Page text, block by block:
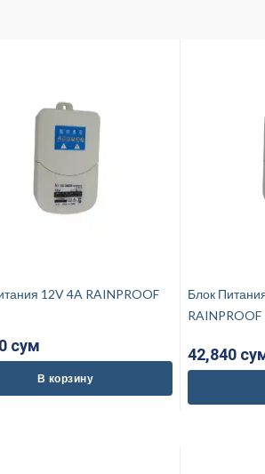
Блок Питания 12V 4A RAINPROOF
cум
В корзину
Блок Питания 12V 2,6A
RAINPROOF
42,840